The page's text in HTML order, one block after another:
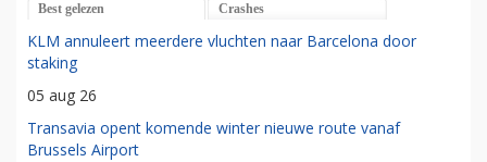
Best gelezen Crashes
KLM annuleert meerdere vluchten naar Barcelona door
staking
05 aug 26
Transavia opent komende winter nieuwe route vanaf
Brussels Airport